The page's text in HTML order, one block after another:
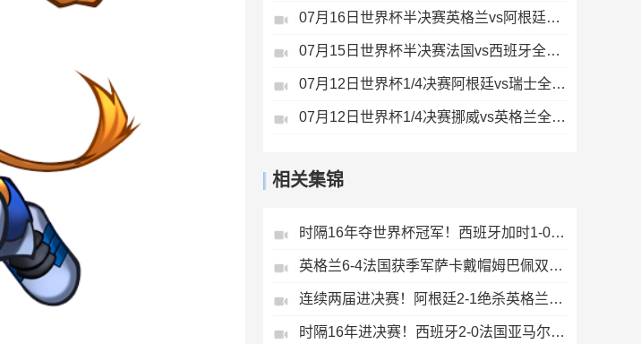
07月16日世界杯半决赛英格兰vs阿根廷全场录像
07月15日世界杯半决赛法国vs西班牙全场录像
07月12日世界杯1/4决赛阿根廷vs瑞士全场录像
07月12日世界杯1/4决赛挪威vs英格兰全场录像
相关集锦
时隔16年夺世界杯冠军！西班牙加时1-0阿根廷费兰制胜恩佐染红
英格兰6-4法国获季军萨卡戴帽姆巴佩双响创纪录奥利塞2助+失良机
连续两届进决赛！阿根廷2-1绝杀英格兰劳塔罗恩佐破门梅西两助攻
时隔16年进决赛！西班牙2-0法国亚马尔造点奥亚萨瓦尔、波罗破门